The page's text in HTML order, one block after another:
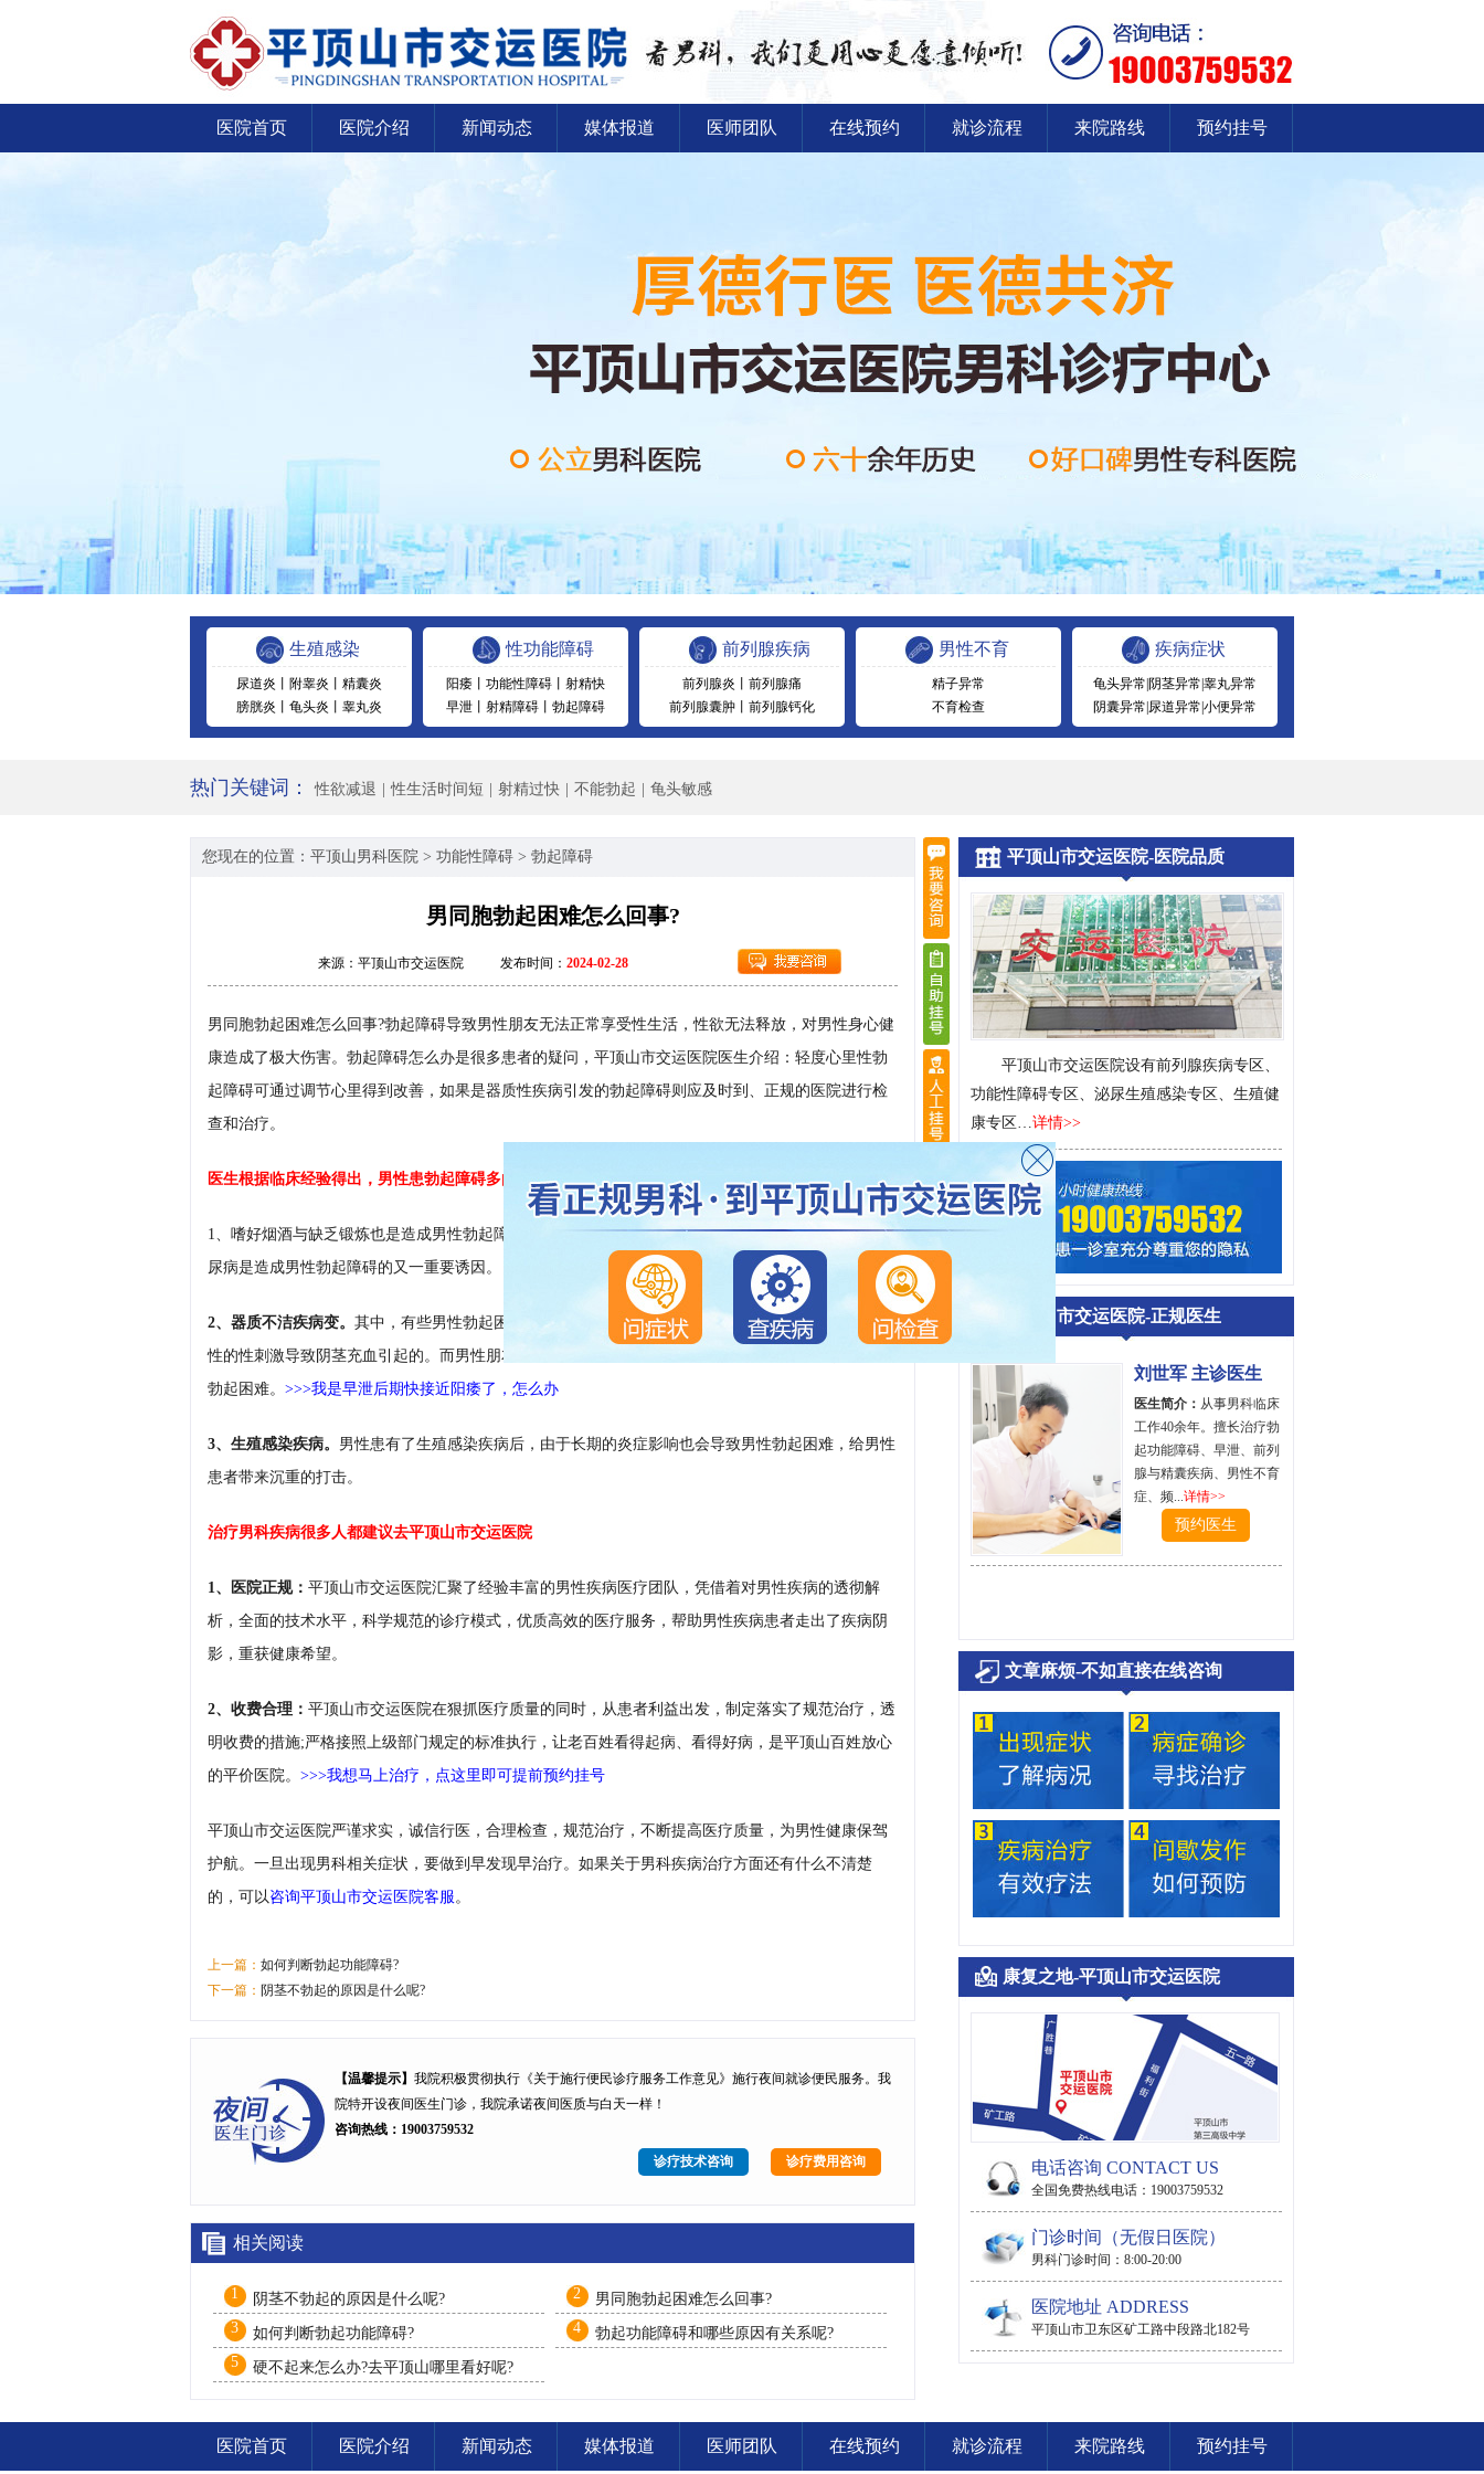
医院首页 医院介绍 新闻动态 媒体报道 医师团队 在线预约 就诊流程 来院路线 预约挂号
生殖感染
尿道炎 附睾炎
精囊炎
膀胱炎
龟头炎 睾丸炎
性功能障碍
阳痿 功能性障碍
射精快
早泄
射精障碍 勃起障碍
前列腺疾病
前列腺炎
前列腺痛
前列腺囊肿
前列腺钙化
男性不育
精子异常
不育检查
疾病症状
龟头异常 阴茎异常 睾丸异常
阴囊异常 尿道异常 小便异常
热门关键词： 性欲减退 性生活时间短 射精过快 不能勃起 龟头敏感
您现在的位置： 平顶山男科医院 > 功能性障碍 > 勃起障碍
男同胞勃起困难怎么回事?
来源： 平顶山市交运医院 发布时间： 2024-02-28
男同胞勃起困难怎么回事?勃起障碍导致男性朋友无法正常享受性生活，性欲无法释放，对男性身心健
康造成了极大伤害。勃起障碍怎么办是很多患者的疑问，平顶山市交运医院医生介绍：轻度心里性勃
起障碍可通过调节心里得到改善，如果是器质性疾病引发的勃起障碍则应及时到、正规的医院进行检
查和治疗。
医生根据临床经验得出，男性患勃起障碍多由三种因素引起
1、嗜好烟酒与缺乏锻炼也是造成男性勃起障碍的重要因，医生据临床经验指出，嗜烟酗酒、肥胖、糖
尿病是造成男性勃起障碍的又一重要诱因。
【我病史1年，症状明显。怎么办啊?】
2、器质不洁疾病变。 其中，有些男性勃起困难是器质不洁疾病变的原因影响。男性的阴茎勃起是由男
性的性刺激导致阴茎充血引起的。而男性朋友存在动脉疾病、血液疾病以及神经性疾病都会导致男性
勃起困难。 >>>我是早泄后期快接近阳痿了，怎么办
3、生殖感染疾病。 男性患有了生殖感染疾病后，由于长期的炎症影响也会导致男性勃起困难，给男性
患者带来沉重的打击。
治疗男科疾病很多人都建议去平顶山市交运医院
1、医院正规： 平顶山市交运医院汇聚了经验丰富的男性疾病医疗团队，凭借着对男性疾病的透彻解
析，全面的技术水平，科学规范的诊疗模式，优质高效的医疗服务，帮助男性疾病患者走出了疾病阴
影，重获健康希望。
2、收费合理： 平顶山市交运医院在狠抓医疗质量的同时，从患者利益出发，制定落实了规范治疗，透
明收费的措施;严格接照上级部门规定的标准执行，让老百姓看得起病、看得好病，是平顶山百姓放心
的平价医院。 >>>我想马上治疗，点这里即可提前预约挂号
平顶山市交运医院严谨求实，诚信行医，合理检查，规范治疗，不断提高医疗质量，为男性健康保驾
护航。一旦出现男科相关症状，要做到早发现早治疗。如果关于男科疾病治疗方面还有什么不清楚
的，可以咨询平顶山市交运医院客服。
上一篇： 如何判断勃起功能障碍?
下一篇： 阴茎不勃起的原因是什么呢?
【温馨提示】 我院积极贯彻执行 《关于施行便民诊疗服务工作意见》 施行夜间就诊便民服务。我
院特开设夜间医生门诊 ，我院承诺夜间医质与白天一样！
咨询热线：19003759532
诊疗费用咨询
诊疗技术咨询
相关阅读
1 阴茎不勃起的原因是什么呢? 2
男同胞勃起困难怎么回事?
3
如何判断勃起功能障碍? 4
勃起功能障碍和哪些原因有关系呢?
5
硬不起来怎么办?去平顶山哪里看好呢?
平顶山市交运医院-医院品质
平顶山市交运医院设有前列腺疾病专区、
功能性障碍专区、泌尿生殖感染专区、生殖健
康专区…详情>>
平顶山市交运医院-正规医生
刘世军 主诊医生
医生简介： 从事男科临床
工作40余年。擅长治疗勃
起功能障碍、早泄、前列
腺与精囊疾病、男性不育
症、频...详情>>
预约医生
文章麻烦-不如直接在线咨询
康复之地-平顶山市交运医院
电话咨询 CONTACT US
全国免费热线电话：19003759532
门诊时间（无假日医院）
男科门诊时间：8:00-20:00
医院地址 ADDRESS
平顶山市卫东区矿工路中段路北182号
医院首页 医院介绍 新闻动态 媒体报道 医师团队 在线预约 就诊流程 来院路线 预约挂号